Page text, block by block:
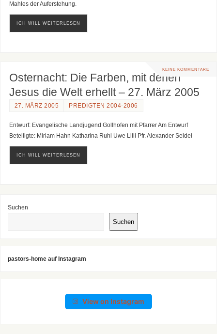
Mahles der Auferstehung.
ICH WILL WEITERLESEN
KEINE KOMMENTARE
Osternacht: Die Farben, mit denen
Jesus die Welt erhellt – 27. März 2005
27. MÄRZ 2005 PREDIGTEN 2004-2006
Entwurf: Evangelische Landjugend Gollhofen mit Pfarrer Am Entwurf
Beteiligte: Miriam Hahn Katharina Ruhl Uwe Lilli Pfr. Alexander Seidel
ICH WILL WEITERLESEN
Suchen
Suchen
pastors-home auf Instagram
View on Instagram